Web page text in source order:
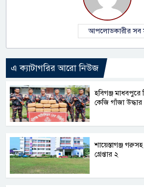
আপলোডকারীর সব
এ ক্যাটাগরির আরো নিউজ
হবিগঞ্জ মাধবপুরে
কেজি গাঁজা উদ্ধার
শায়েস্তাগঞ্জ
গ্রেপ্তার ২